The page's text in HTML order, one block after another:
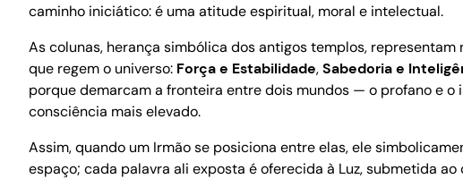
caminho iniciático: é uma atitude espiritual, moral e intelectual.
As colunas, herança simbólica dos antigos templos,
que regem o universo: Força e Estabilidade,Sabedoria e
porque demarcam a fronteira entre dois mundos — o profano e
consciência mais elevado.
Assim, quando um Irmão se posiciona entre elas, ele
espaço; cada palavra ali exposta é oferecida à Luz, submetida